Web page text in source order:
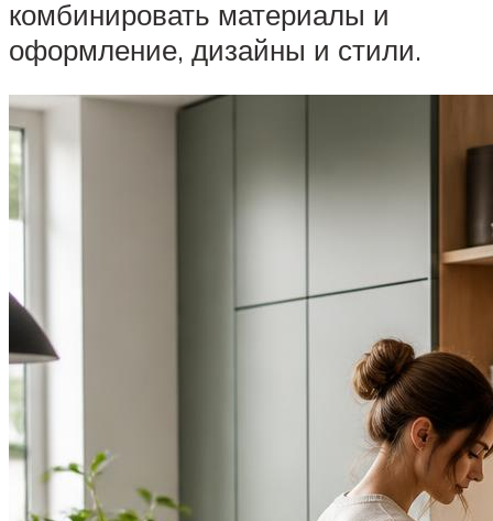
комбинировать материалы и
оформление, дизайны и стили.